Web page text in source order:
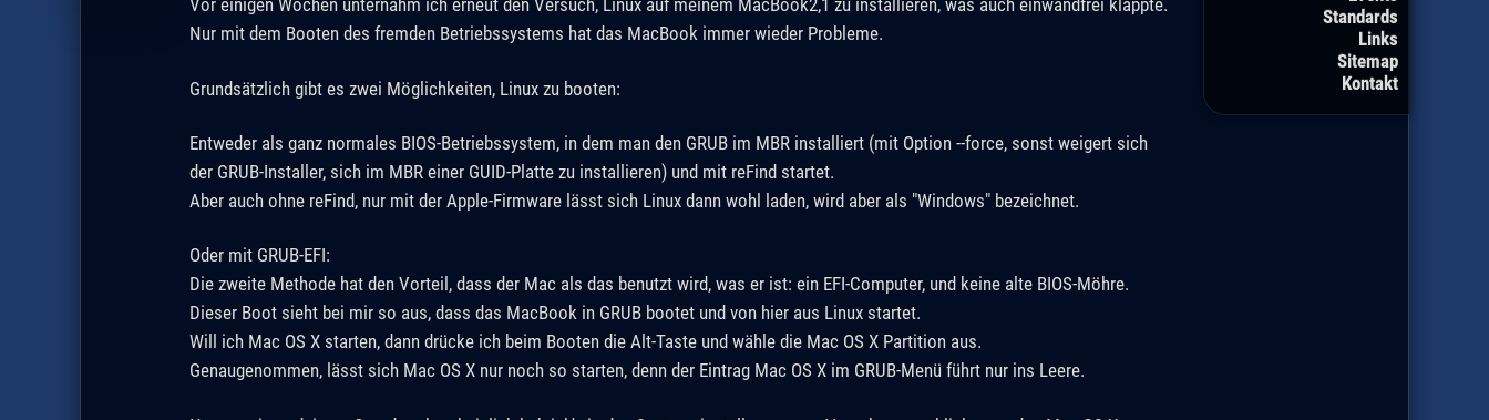
Standards
Links
Sitemap
Kontakt
Vor einigen Wochen unternahm ich erneut den Versuch, Linux auf meinem MacBook2,1 zu installieren, was auch einwandfrei klappte.
Nur mit dem Booten des fremden Betriebssystems hat das MacBook immer wieder Probleme.
Grundsätzlich gibt es zwei Möglichkeiten, Linux zu booten:
Entweder als ganz normales BIOS-Betriebssystem, in dem man den GRUB im MBR installiert (mit Option --force, sonst weigert sich
der GRUB-Installer, sich im MBR einer GUID-Platte zu installieren) und mit reFind startet.
Aber auch ohne reFind, nur mit der Apple-Firmware lässt sich Linux dann wohl laden, wird aber als "Windows" bezeichnet.
Oder mit GRUB-EFI:
Die zweite Methode hat den Vorteil, dass der Mac als das benutzt wird, was er ist: ein EFI-Computer, und keine alte BIOS-Möhre.
Dieser Boot sieht bei mir so aus, dass das MacBook in GRUB bootet und von hier aus Linux startet.
Will ich Mac OS X starten, dann drücke ich beim Booten die Alt-Taste und wähle die Mac OS X Partition aus.
Genaugenommen, lässt sich Mac OS X nur noch so starten, denn der Eintrag Mac OS X im GRUB-Menü führt nur ins Leere.